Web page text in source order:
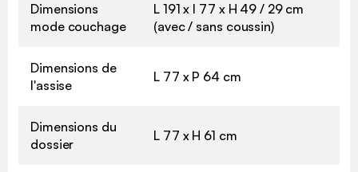
Dimensions
mode couchage
L 191 x l 77 x H 49 / 29 cm
(avec / sans coussin)
Dimensions de
l'assise
L 77 x P 64 cm
Dimensions du
dossier
L 77 x H 61 cm